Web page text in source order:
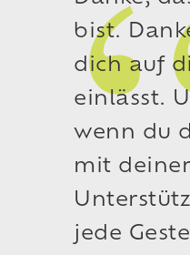
bist.
dich auf
einlässt.
wenn du
mit deiner
jede